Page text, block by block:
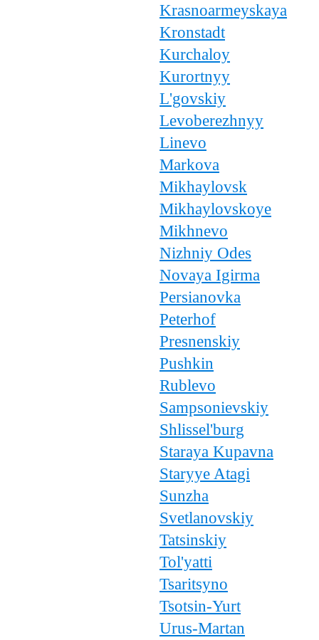
Krasnoarmeyskaya
Kronstadt
Kurchaloy
Kurortnyy
L'govskiy
Levoberezhnyy
Linevo
Markova
Mikhaylovsk
Mikhaylovskoye
Mikhnevo
Nizhniy Odes
Novaya Igirma
Persianovka
Peterhof
Presnenskiy
Pushkin
Rublevo
Sampsonievskiy
Shlissel'burg
Staraya Kupavna
Staryye Atagi
Sunzha
Svetlanovskiy
Tatsinskiy
Tol'yatti
Tsaritsyno
Tsotsin-Yurt
Urus-Martan